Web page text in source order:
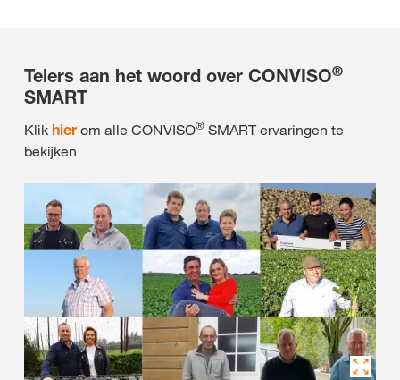
Telers aan het woord over CONVISO®
SMART
Klik hierom alle CONVISO® SMART ervaringen te
bekijken